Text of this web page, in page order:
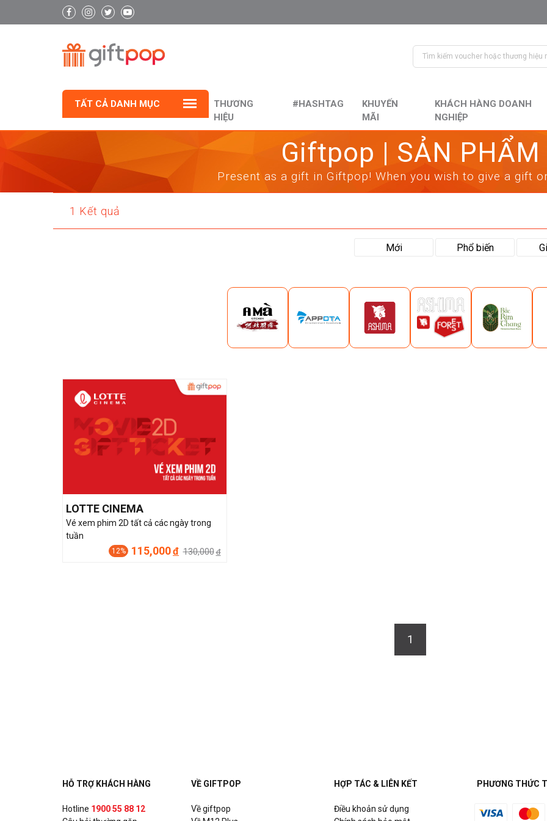
TẤT CẢ DANH MỤC
THƯƠNG
HIỆU
#HASHTAG
KHUYẾN
MÃI
KHÁCH HÀNG DOANH
NGHIỆP
Giftpop | SẢN PHẨM
Present as a gift in Giftpop! When you wish to give a gift
1 Kết quả
Mới Phổ biến
LOTTE CINEMA
Vé xem phim 2D tất cả các ngày trong
tuần
12% 115,000đ 130,000 đ
1
HỖ TRỢ KHÁCH HÀNG
Hotline 1900 55 88 12
VỀ GIFTPOP
Về giftpop
HỢP TÁC & LIÊN KẾT
Điều khoản sử dụng
PHƯƠNG THỨC